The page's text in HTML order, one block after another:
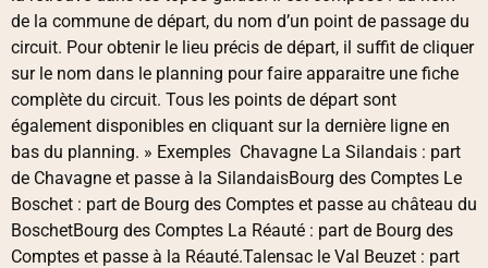
de la commune de départ, du nom d’un point de passage du
circuit. Pour obtenir le lieu précis de départ, il suffit de cliquer
sur le nom dans le planning pour faire apparaitre une fiche
complète du circuit. Tous les points de départ sont
également disponibles en cliquant sur la dernière ligne en
bas du planning. » Exemples Chavagne La Silandais : part
de Chavagne et passe à la SilandaisBourg des Comptes Le
Boschet : part de Bourg des Comptes et passe au château du
BoschetBourg des Comptes La Réauté : part de Bourg des
Comptes et passe à la Réauté.Talensac le Val Beuzet : part